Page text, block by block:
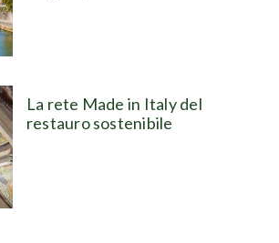
La rete Made in Italy del
restauro sostenibile